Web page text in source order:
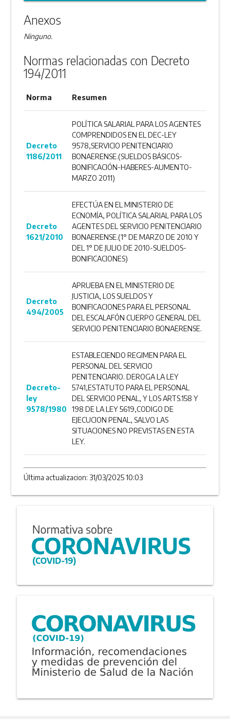
Anexos
Ninguno.
Normas relacionadas con Decreto
194/2011
Norma Resumen
Decreto
1186/2011
POLÍTICA SALARIAL PARA LOS AGENTES
COMPRENDIDOS EN EL DEC-LEY
9578,SERVICIO PENITENCIARIO
BONAERENSE.(SUELDOS BÁSICOS-
BONIFICACIÓN-HABERES-AUMENTO-
MARZO 2011)
Decreto
1621/2010
EFECTÚA EN EL MINISTERIO DE
ECNOMÍA, POLÍTICA SALARIAL PARA LOS
AGENTES DEL SERVICIO PENITENCIARIO
BONAERENSE.(1° DE MARZO DE 2010 Y
DEL 1° DE JULIO DE 2010-SUELDOS-
BONIFICACIONES)
Decreto
494/2005
APRUEBA EN EL MINISTERIO DE
JUSTICIA, LOS SUELDOS Y
BONIFICACIONES PARA EL PERSONAL
DEL ESCALAFÓN CUERPO GENERAL DEL
SERVICIO PENITENCIARIO BONAERENSE.
Decreto-
ley
9578/1980
ESTABLECIENDO REGIMEN PARA EL
PERSONAL DEL SERVICIO
PENITENCIARIO. DEROGA LA LEY
5741,ESTATUTO PARA EL PERSONAL
DEL SERVICIO PENAL, Y LOS ARTS.158 Y
198 DE LA LEY 5619,CODIGO DE
EJECUCION PENAL, SALVO LAS
SITUACIONES NO PREVISTAS EN ESTA
LEY.
Última actualizacion: 31/03/2025 10:03